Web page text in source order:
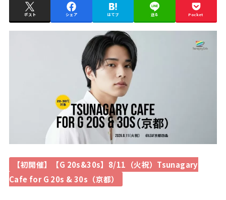
ポスト シェア はてブ 送る Pocket
【初開催】【G 20s&30s】8/11（火祝）Tsunagary
Cafe for G 20s & 30s（京都）